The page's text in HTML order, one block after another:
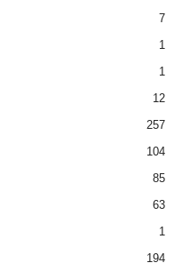
7
1
1
12
257
104
85
63
1
194